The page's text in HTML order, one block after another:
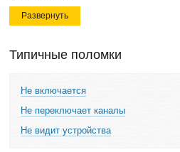
Развернуть
Типичные поломки
Не включается
Не переключает каналы
Не видит устройства